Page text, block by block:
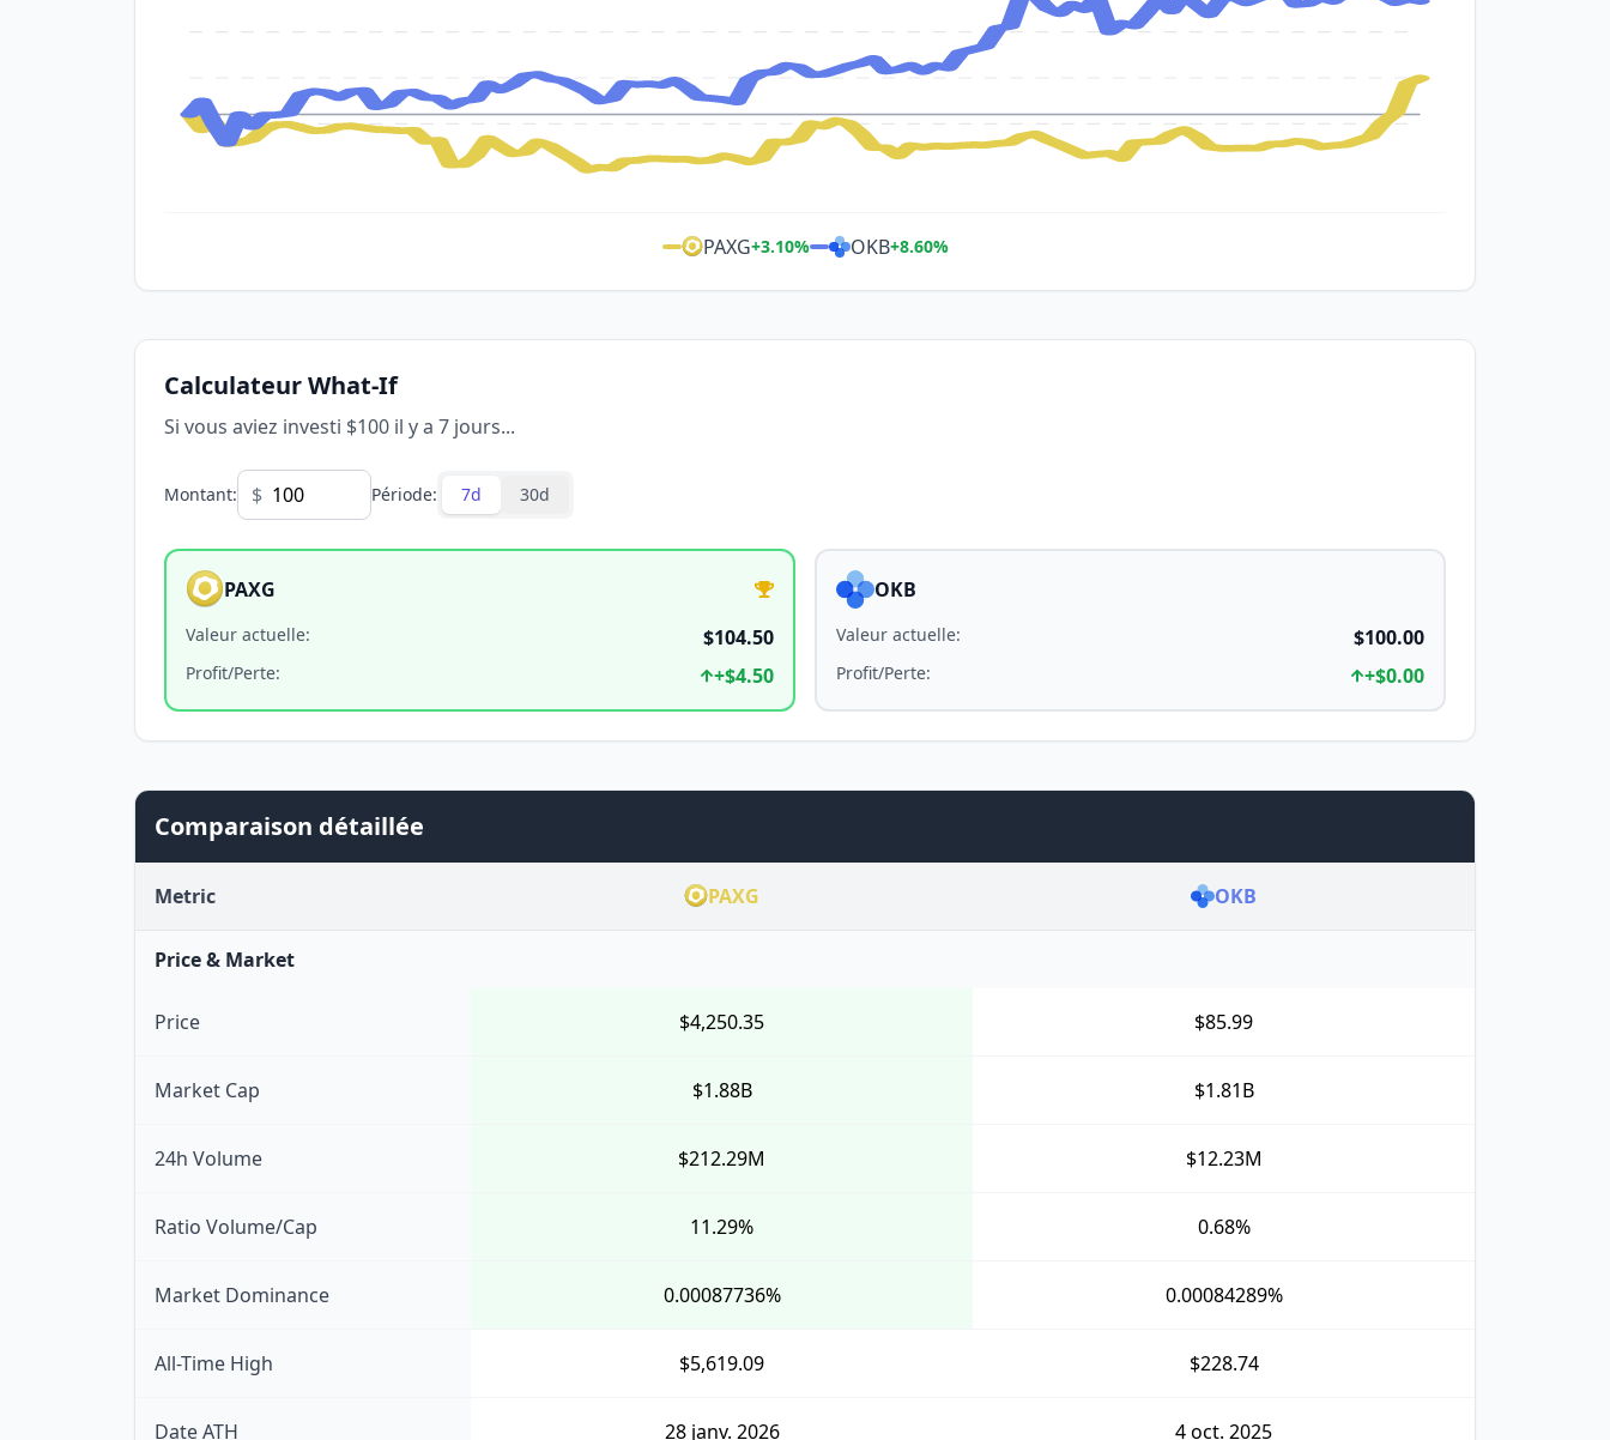
PAXG+3.10% OKB+8.60%
Calculateur What-If
Si vous aviez investi $100 il y a 7 jours...
Montant: $ Période: 7d 30d
PAXG
Valeur actuelle: $104.50
Profit/Perte: +$4.50
OKB
Valeur actuelle: $100.00
Profit/Perte: +$0.00
Comparaison détaillée
Metric PAXG OKB
Price & Market
Price $4,250.35 $85.99
Market Cap $1.88B $1.81B
24h Volume $212.29M $12.23M
Ratio Volume/Cap 11.29% 0.68%
Market Dominance 0.00087736% 0.00084289%
All-Time High $5,619.09 $228.74
Date ATH 28 janv. 2026 4 oct. 2025